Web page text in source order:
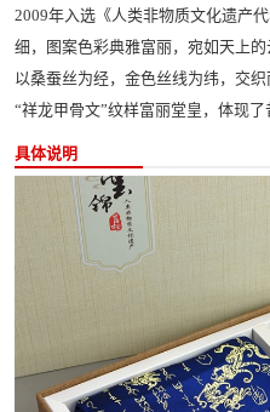
2009年入选《人类非物质文化遗产
细，图案色彩典雅富丽，宛如天上
以桑蚕丝为经，金色丝线为纬，交
“祥龙甲骨文”纹样富丽堂皇，体现
具体说明